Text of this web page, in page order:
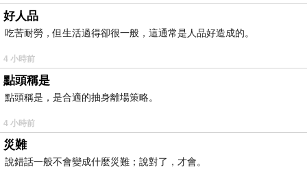
好人品
吃苦耐勞，但生活過得卻很一般，這通常是人品好造成的。
4 小時前
點頭稱是
點頭稱是，是合適的抽身離場策略。
4 小時前
災難
說錯話一般不會變成什麼災難；說對了，才會。